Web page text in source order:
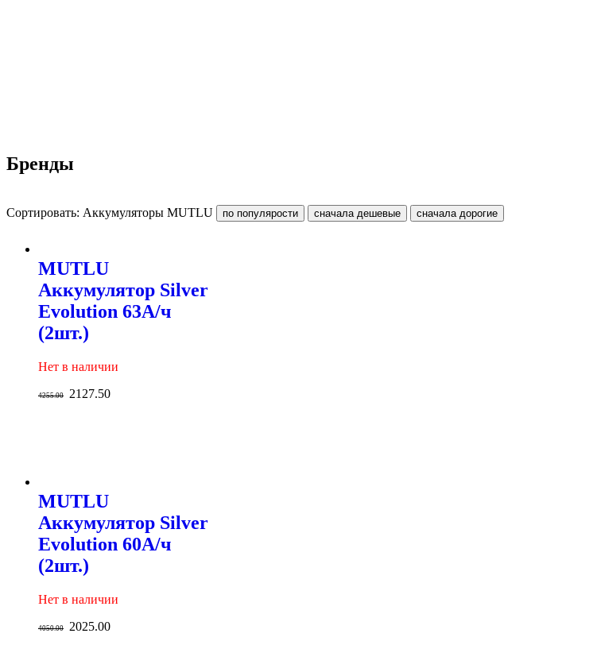
Бренды
Сортировать: Аккумуляторы MUTLU
MUTLU
Аккумулятор Silver
Evolution 63А/ч
(2шт.)
Нет в наличии
4255.00 2127.50
MUTLU
Аккумулятор Silver
Evolution 60А/ч
(2шт.)
Нет в наличии
4050.00 2025.00